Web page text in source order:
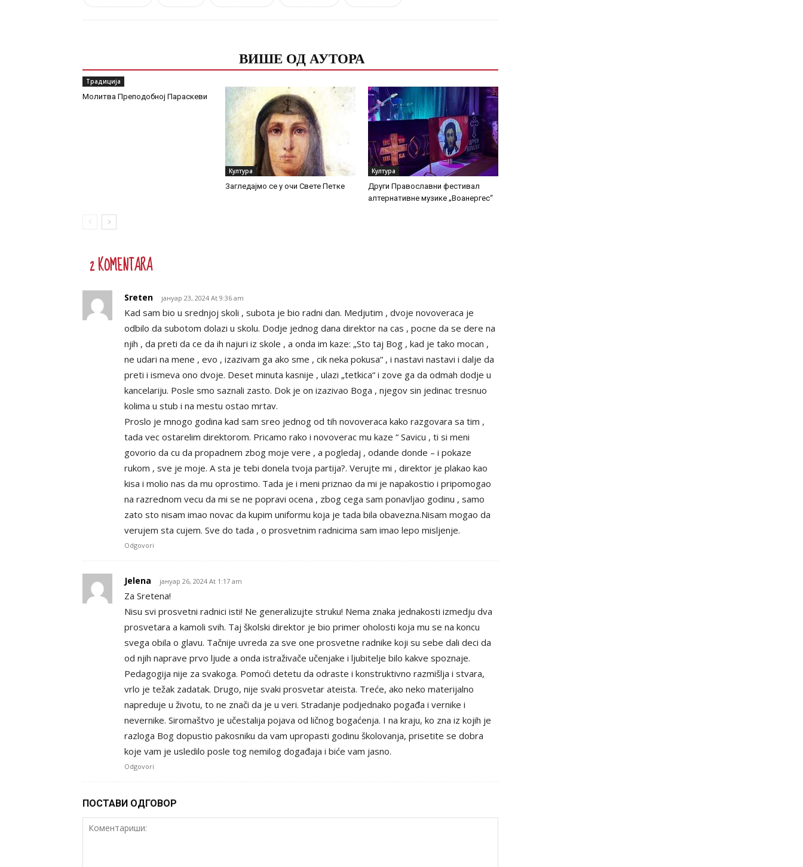
ВИШЕ ОД АУТОРА
Традиција
Молитва Преподобној Параскеви
Култура
Загледајмо се у очи Свете Петке
Култура
Други Православни фестивал
алтернативне музике „Воанергес“
2 KOMENTARA
Sreten јануар 23, 2024 At 9:36 am
Kad sam bio u srednjoj skoli , subota je bio radni dan. Medjutim , dvoje novoveraca je
odbilo da subotom dolazi u skolu. Dodje jednog dana direktor na cas , pocne da se dere na
njih , da preti da ce da ih najuri iz skole , a onda im kaze: „Sto taj Bog , kad je tako mocan ,
ne udari na mene , evo , izazivam ga ako sme , cik neka pokusa“ , i nastavi nastavi i dalje da
preti i ismeva ono dvoje. Deset minuta kasnije , ulazi „tetkica“ i zove ga da odmah dodje u
kancelariju. Posle smo saznali zasto. Dok je on izazivao Boga , njegov sin jedinac tresnuo
kolima u stub i na mestu ostao mrtav.
Proslo je mnogo godina kad sam sreo jednog od tih novoveraca kako razgovara sa tim ,
tada vec ostarelim direktorom. Pricamo rako i novoverac mu kaze “ Savicu , ti si meni
govorio da cu da propadnem zbog moje vere , a pogledaj , odande donde – i pokaze
rukom , sve je moje. A sta je tebi donela tvoja partija?. Verujte mi , direktor je plakao kao
kisa i molio nas da mu oprostimo. Tada je i meni priznao da mi je napakostio i pripomogao
na razrednom vecu da mi se ne popravi ocena , zbog cega sam ponavljao godinu , samo
zato sto nisam imao novac da kupim uniformu koja je tada bila obavezna.Nisam mogao da
verujem sta cujem. Sve do tada , o prosvetnim radnicima sam imao lepo misljenje.
Odgovori
Jelena јануар 26, 2024 At 1:17 am
Za Sretena!
Nisu svi prosvetni radnici isti! Ne generalizujte struku! Nema znaka jednakosti izmedju dva
prosvetara a kamoli svih. Taj školski direktor je bio primer oholosti koja mu se na koncu
svega obila o glavu. Tačnije uvreda za sve one prosvetne radnike koji su sebe dali deci da
od njih naprave prvo ljude a onda istraživače učenjake i ljubitelje bilo kakve spoznaje.
Pedagogija nije za svakoga. Pomoći detetu da odraste i konstruktivno razmišlja i stvara,
vrlo je težak zadatak. Drugo, nije svaki prosvetar ateista. Treće, ako neko materijalno
napreduje u životu, to ne znači da je u veri. Stradanje podjednako pogađa i vernike i
nevernike. Siromaštvo je učestalija pojava od ličnog bogaćenja. I na kraju, ko zna iz kojih je
razloga Bog dopustio pakosniku da vam upropasti godinu školovanja, prisetite se dobra
koje vam je usledilo posle tog nemilog događaja i biće vam jasno.
Odgovori
ПОСТАВИ ОДГОВОР